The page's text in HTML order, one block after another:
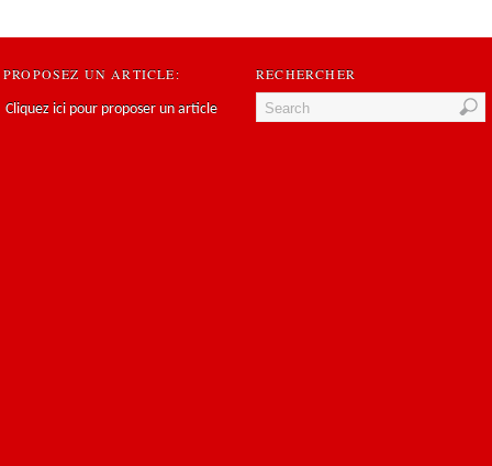
PROPOSEZ UN ARTICLE:
Cliquez ici pour proposer un article
RECHERCHER